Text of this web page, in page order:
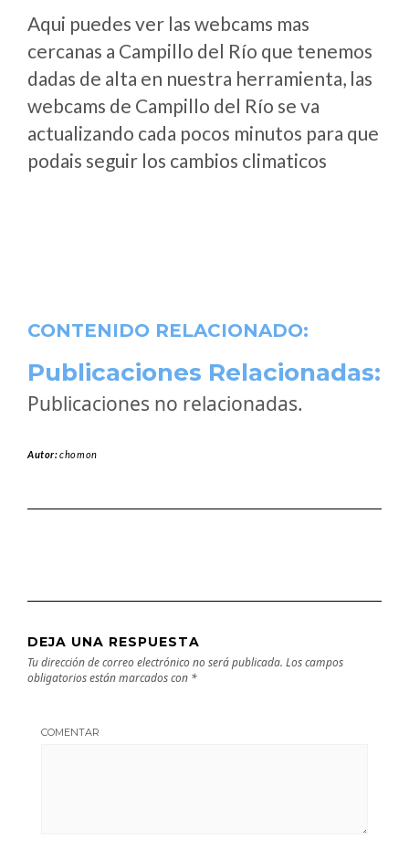
Aqui puedes ver las webcams mas
cercanas a Campillo del Río que tenemos
dadas de alta en nuestra herramienta, las
webcams de Campillo del Río se va
actualizando cada pocos minutos para que
podais seguir los cambios climaticos
CONTENIDO RELACIONADO:
Publicaciones Relacionadas:
Publicaciones no relacionadas.
Autor:chomon
DEJA UNA RESPUESTA
Tu dirección de correo electrónico no será publicada. Los campos
obligatorios están marcados con *
COMENTAR